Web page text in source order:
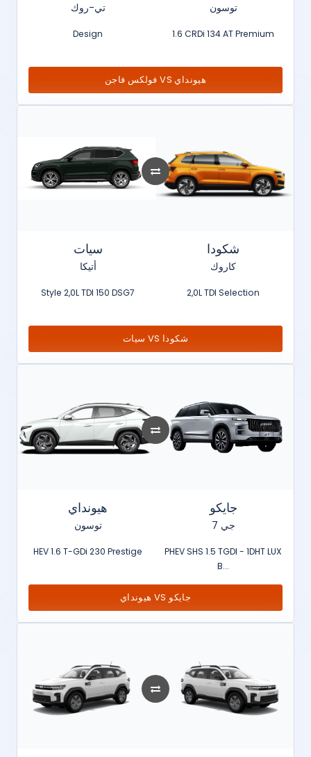
تي-روك
Design
توسون
1.6 CRDi 134 AT Premium
فولكس فاجن VS هيونداي
سيات
أتيكا
Style 2,0L TDI 150 DSG7
شكودا
كاروك
2,0L TDI Selection
سيات VS شكودا
هيونداي
توسون
HEV 1.6 T-GDi 230 Prestige
جايكو
جي 7
PHEV SHS 1.5 TGDI - 1DHT LUX
B...
هيونداي VS جايكو